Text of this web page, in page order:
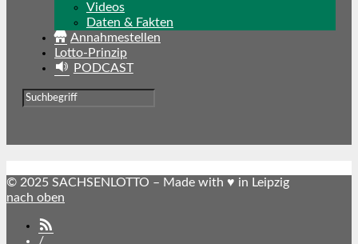
Videos
Daten & Fakten
Annahmestellen
Lotto-Prinzip
PODCAST
© 2025 SACHSENLOTTO – Made with ♥ in Leipzig
nach oben
/